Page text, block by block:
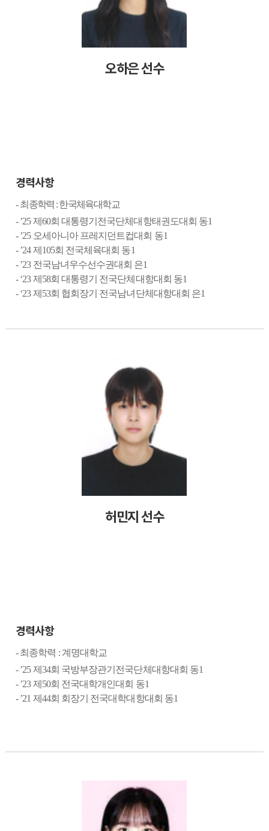
오하은 선수
경력사항
-최종학력 :한국체육대학교
- ’25제 60회 대통령기전국단체대항태권도대회 동1
- ’25 오세아니아 프레지던트컵대회 동1
- ’24제 105회 전국체육대회 동1
- ’23 전국남녀우수선수권대회 은1
- ‘23제 58회 대통령기 전국단체대항대회 동1
- ‘23제 53회 협회장기 전국남녀단체대항대회 은1
허민지 선수
경력사항
-최종학력 : 계명대학교
- ’25제 34회 국방부장관기전국단체대항대회 동1
- ’23제 50회 전국대학개인대회 동1
- ’21 제 44회 회장기 전국대학대항대회 동1